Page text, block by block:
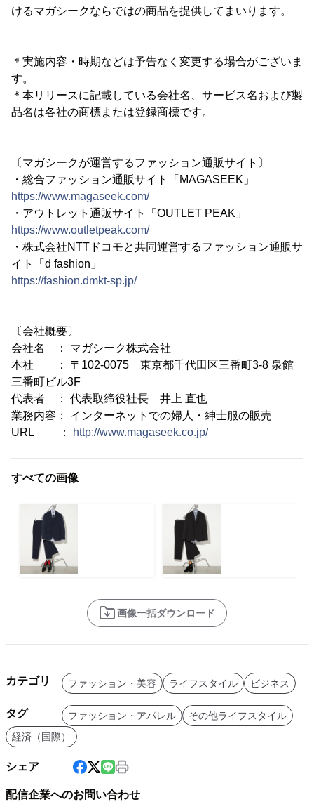
けるマガシークならではの商品を提供してまいります。
＊実施内容・時期などは予告なく変更する場合がございま
す。
＊本リリースに記載している会社名、サービス名および製
品名は各社の商標または登録商標です。
〔マガシークが運営するファッション通販サイト〕
・総合ファッション通販サイト「MAGASEEK」
https://www.magaseek.com/
・アウトレット通販サイト「OUTLET PEAK」
https://www.outletpeak.com/
・株式会社NTTドコモと共同運営するファッション通販サ
イト「d fashion」
https://fashion.dmkt-sp.jp/
〔会社概要〕
会社名 ： マガシーク株式会社
本社 ： 〒102-0075 東京都千代田区三番町3-8 泉館
三番町ビル3F
代表者 ： 代表取締役社長 井上 直也
業務内容： インターネットでの婦人・紳士服の販売
URL ：
http://www.magaseek.co.jp/
すべての画像
画像一括ダウンロード
カテゴリ ファッション・美容 ライフスタイル ビジネス
タグ ファッション・アパレル
その他ライフスタイル
経済（国際）
シェア
配信企業へのお問い合わせ